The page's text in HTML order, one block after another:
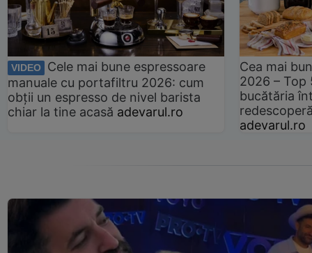
VIDEO
Cele mai bune espressoare
manuale cu portafiltru 2026: cum
obții un espresso de nivel barista
chiar la tine acasă adevarul.ro
Cea mai
2026 –
bucătăria
adevarul.ro